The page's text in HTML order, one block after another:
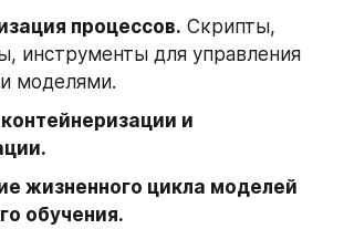
процессов. Скрипты,
инструменты для управления
моделями.
и
жизненного цикла моделей
обучения.